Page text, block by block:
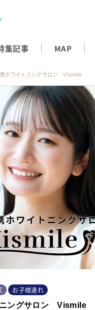
集記事 MAP
ホワイトニングサロン Vismile
お子様連れ
ニングサロン Vismile